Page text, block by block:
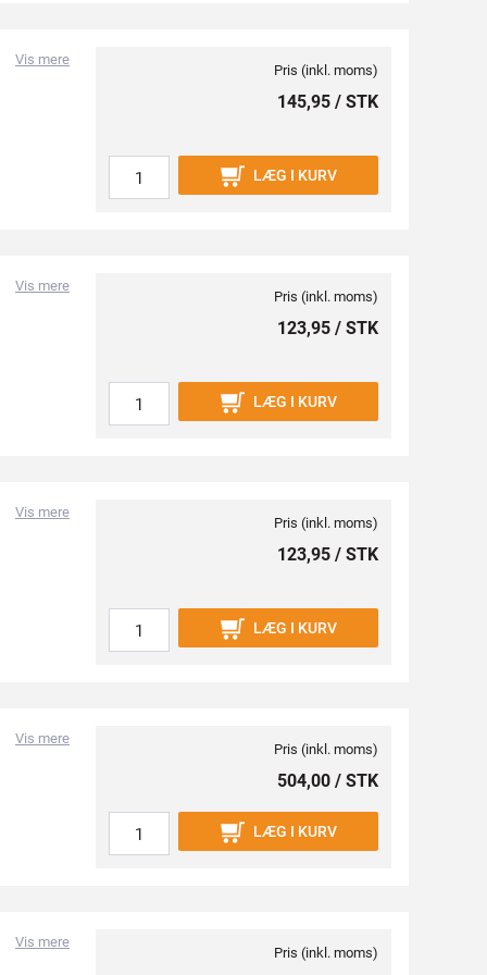
Vis mere
Pris (inkl. moms)
145,95 / STK
LÆG I KURV
Vis mere
Pris (inkl. moms)
123,95 / STK
LÆG I KURV
Vis mere
Pris (inkl. moms)
123,95 / STK
LÆG I KURV
Vis mere
Pris (inkl. moms)
504,00 / STK
LÆG I KURV
Vis mere
Pris (inkl. moms)